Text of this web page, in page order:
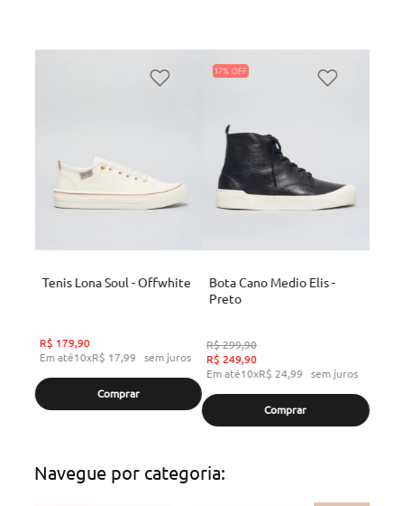
Tenis Lona Soul - Offwhite
R$ 179,90
Em até10xR$ 17,99 sem juros
Comprar
17%
Bota Cano Medio Elis -
Preto
R$299,90
R$ 249,90
Em até10xR$ 24,99 sem juros
Comprar
Navegue por categoria: